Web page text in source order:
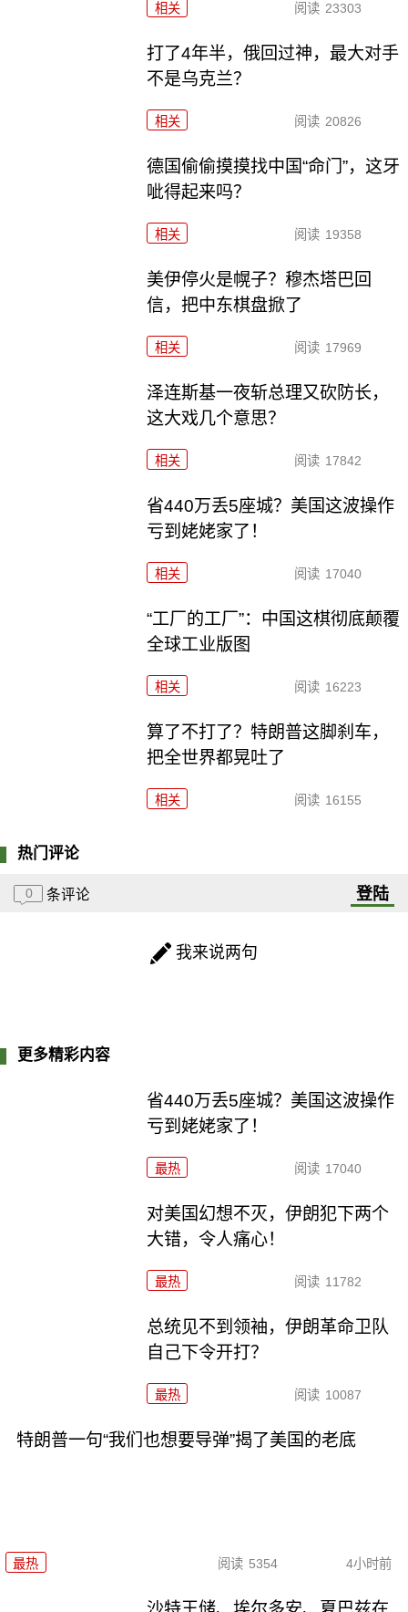
相关 阅读 23303
打了4年半，俄回过神，最大对手
不是乌克兰？
相关 阅读 20826
德国偷偷摸摸找中国“命门”，这牙
呲得起来吗？
相关 阅读 19358
美伊停火是幌子？穆杰塔巴回
信，把中东棋盘掀了
相关 阅读 17969
泽连斯基一夜斩总理又砍防长，
这大戏几个意思？
相关 阅读 17842
省440万丢5座城？美国这波操作
亏到姥姥家了！
相关 阅读 17040
“工厂的工厂”：中国这棋彻底颠覆
全球工业版图
相关 阅读 16223
算了不打了？特朗普这脚刹车，
把全世界都晃吐了
相关 阅读 16155
热门评论
0 条评论 登陆
我来说两句
更多精彩内容
省440万丢5座城？美国这波操作
亏到姥姥家了！
最热 阅读 17040
对美国幻想不灭，伊朗犯下两个
大错，令人痛心！
最热 阅读 11782
总统见不到领袖，伊朗革命卫队
自己下令开打？
最热 阅读 10087
特朗普一句“我们也想要导弹”揭了美国的老底
最热 阅读 5354 4小时前